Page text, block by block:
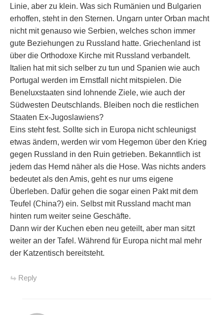
Linie, aber zu klein. Was sich Rumänien und Bulgarien
erhoffen, steht in den Sternen. Ungarn unter Orban macht
nicht mit genauso wie Serbien, welches schon immer
gute Beziehungen zu Russland hatte. Griechenland ist
über die Orthodoxe Kirche mit Russland verbandelt.
Italien hat mit sich selber zu tun und Spanien wie auch
Portugal werden im Ernstfall nicht mitspielen. Die
Beneluxstaaten sind lohnende Ziele, wie auch der
Südwesten Deutschlands. Bleiben noch die restlichen
Staaten Ex-Jugoslawiens?
Eins steht fest. Sollte sich in Europa nicht schleunigst
etwas ändern, werden wir vom Hegemon über den Krieg
gegen Russland in den Ruin getrieben. Bekanntlich ist
jedem das Hemd näher als die Hose. Was nichts anders
bedeutet als den Amis, geht es nur ums eigene
Überleben. Dafür gehen die sogar einen Pakt mit dem
Teufel (China?) ein. Selbst mit Russland macht man
hinten rum weiter seine Geschäfte.
Dann wir der Kuchen eben neu geteilt, aber man sitzt
weiter an der Tafel. Während für Europa nicht mal mehr
der Katzentisch bereitsteht.
Reply